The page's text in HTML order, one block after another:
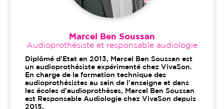
Marcel Ben Soussan
Audioprothésiste et responsable audiologie
Diplômé d'Etat en 2013, Marcel Ben Soussan est
un audioprothésiste expérimenté chez VivaSon.
En charge de la formation technique des
audioprothésistes au sein de l'enseigne et dans
les écoles d'audioprothèses, Marcel Ben Soussan
est Responsable Audiologie chez VivaSon depuis
2015.